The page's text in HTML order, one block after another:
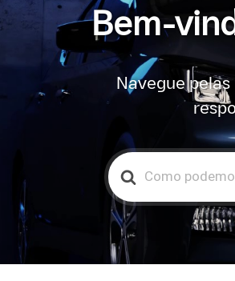
Bem-
Navegue
Search
For